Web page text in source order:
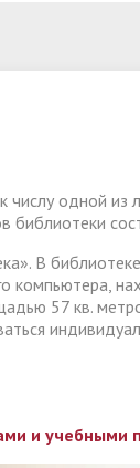
одной
В
57 кв.
и